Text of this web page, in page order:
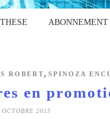
THESE ABONNEMENT
ROBERT , SPINOZA
en
OCTOBRE 2013